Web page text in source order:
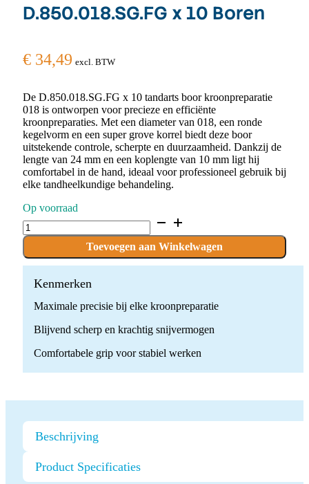
D.850.018.SG.FG x 10 Boren
€ 34,49 excl. BTW
De D.850.018.SG.FG x 10 tandarts boor kroonpreparatie
018 is ontworpen voor precieze en efficiënte
kroonpreparaties. Met een diameter van 018, een ronde
kegelvorm en een super grove korrel biedt deze boor
uitstekende controle, scherpte en duurzaamheid. Dankzij de
lengte van 24 mm en een koplengte van 10 mm ligt hij
comfortabel in de hand, ideaal voor professioneel gebruik bij
elke tandheelkundige behandeling.
Op voorraad
D.850.018.SG.FG
x
Boren
quantity
Toevoegen aan Winkelwagen
Kenmerken
Maximale precisie bij elke kroonpreparatie
Blijvend scherp en krachtig snijvermogen
Comfortabele grip voor stabiel werken
Beschrijving
Product Specificaties